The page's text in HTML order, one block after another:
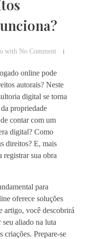
with No Comment
online pode
autorais? Neste
digital se torna
propriedade
contar com um
digital? Como
direitos? E, mais
registrar sua obra
para
oferece soluções
artigo, você descobrirá
aliado na luta
criações. Prepare-se